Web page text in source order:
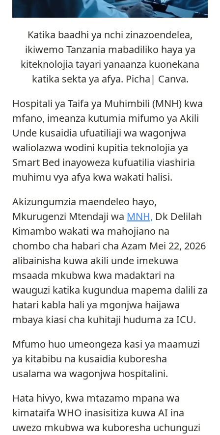
Katika baadhi ya nchi zinazoendelea,
ikiwemo Tanzania mabadiliko haya ya
kiteknolojia tayari yanaanza kuonekana
katika sekta ya afya. Picha| Canva.
Hospitali ya Taifa ya Muhimbili (MNH) kwa
mfano, imeanza kutumia mifumo ya Akili
Unde kusaidia ufuatiliaji wa wagonjwa
waliolazwa wodini kupitia teknolojia ya
Smart Bed inayoweza kufuatilia viashiria
muhimu vya afya kwa wakati halisi.
Akizungumzia maendeleo hayo,
Mkurugenzi Mtendaji wa MNH, Dk Delilah
Kimambo wakati wa mahojiano na
chombo cha habari cha Azam Mei 22, 2026
alibainisha kuwa akili unde imekuwa
msaada mkubwa kwa madaktari na
wauguzi katika kugundua mapema dalili za
hatari kabla hali ya mgonjwa haijawa
mbaya kiasi cha kuhitaji huduma za ICU.
Mfumo huo umeongeza kasi ya maamuzi
ya kitabibu na kusaidia kuboresha
usalama wa wagonjwa hospitalini.
Hata hivyo, kwa mtazamo mpana wa
kimataifa WHO inasisitiza kuwa AI ina
uwezo mkubwa wa kuboresha uchunguzi